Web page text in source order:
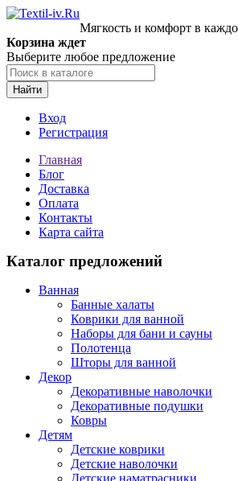
Мягкость и комфорт в
Корзина ждет
Выберите любое предложение
Найти
Вход
Регистрация
Главная
Блог
Доставка
Оплата
Контакты
Карта сайта
Каталог предложений
Ванная
Банные халаты
Коврики для ванной
Наборы для бани и сауны
Полотенца
Шторы для ванной
Декор
Декоративные наволочки
Декоративные подушки
Ковры
Детям
Детские коврики
Детские наволочки
Детские наматрасники